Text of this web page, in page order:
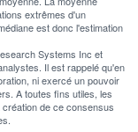
extrêmes d'un
est donc l'estimation
Systems Inc et
Il est rappelé qu'en
ni exercé un pouvoir
A toutes fins utiles, les
de ce consensus